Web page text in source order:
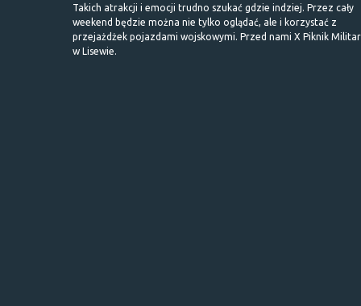
Takich atrakcji i emocji trudno szukać gdzie indziej. Przez cały
weekend będzie można nie tylko oglądać, ale i korzystać z
przejażdżek pojazdami wojskowymi. Przed nami X Piknik
w Lisewie.